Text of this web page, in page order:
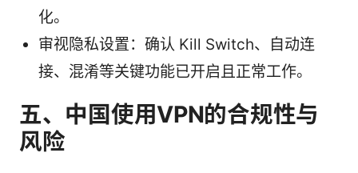
化。
审视隐私设置：确认 Kill Switch、自动连
接、混淆等关键功能已开启且正常工作。
五、中国使用VPN的合规性与
风险